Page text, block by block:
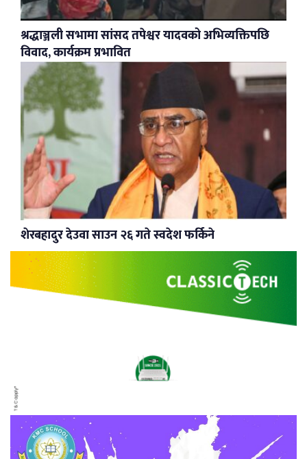
श्रद्धाञ्जली सभामा सांसद तपेश्वर यादवको अभिव्यक्तिपछि
विवाद, कार्यक्रम प्रभावित
शेरबहादुर देउवा साउन २६ गते स्वदेश फर्किने